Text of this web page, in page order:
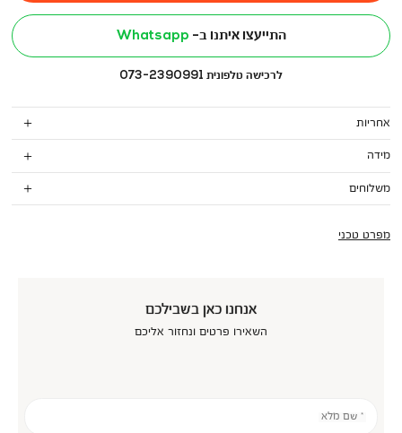
התייעצו איתנו ב- Whatsapp
לרכישה טלפונית 073-2390991
אחריות
מידה
משלוחים
מפרט טכני
אנחנו כאן בשבילכם
השאירו פרטים ונחזור אליכם
* שם מלא